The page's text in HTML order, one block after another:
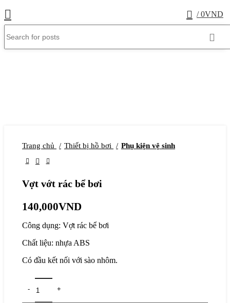
/ 0VND
Trang chủ Thiết bị hồ bơi Phụ kiện vệ sinh
Vợt vớt rác bể bơi
140,000VND
Công dụng: Vợt rác bể bơi
Chất liệu: nhựa ABS
Có đầu kết nối với sào nhôm.